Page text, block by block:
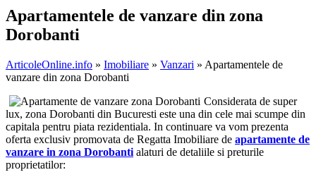
Apartamentele de vanzare din zona
Dorobanti
ArticoleOnline.info » Imobiliare » Vanzari » Apartamentele de
vanzare din zona Dorobanti
Considerata de super
lux, zona Dorobanti din Bucuresti este una din cele mai scumpe din
capitala pentru piata rezidentiala. In continuare va vom prezenta
oferta exclusiv promovata de Regatta Imobiliare de apartamente de
vanzare in zona Dorobanti alaturi de detaliile si preturile
proprietatilor: